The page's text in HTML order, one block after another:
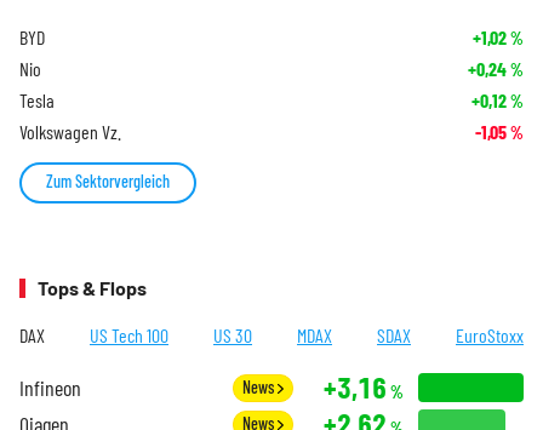
BYD +1,02%
Nio +0,24%
Tesla +0,12%
Volkswagen Vz. -1,05%
Zum Sektorvergleich
Tops & Flops
DAX US Tech 100 US 30 MDAX SDAX EuroStoxx
Infineon News +3,16 %
Qiagen News +2,62